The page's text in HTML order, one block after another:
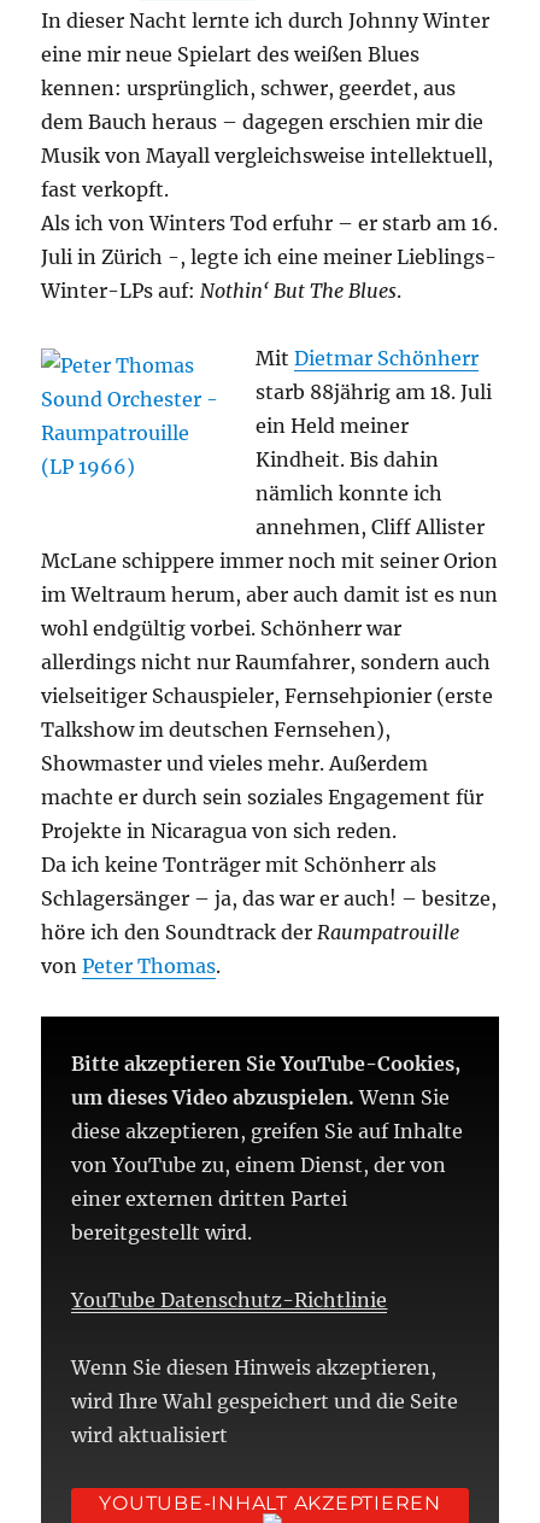
In dieser Nacht lernte ich durch Johnny Winter
eine mir neue Spielart des weißen Blues
kennen: ursprünglich, schwer, geerdet, aus
dem Bauch heraus – dagegen erschien mir die
Musik von Mayall vergleichsweise intellektuell,
fast verkopft.
Als ich von Winters Tod erfuhr – er starb am 16.
Juli in Zürich -, legte ich eine meiner Lieblings-
Winter-LPs auf:Nothin‘ But The Blues.
MitDietmar Schönherr
starb 88jährig am 18. Juli
ein Held meiner
Kindheit. Bis dahin
nämlich konnte ich
annehmen, Cliff Allister
McLane schippere immer noch mit seiner Orion
im Weltraum herum, aber auch damit ist es nun
wohl endgültig vorbei. Schönherr war
allerdings nicht nur Raumfahrer, sondern auch
vielseitiger Schauspieler, Fernsehpionier (erste
Talkshow im deutschen Fernsehen),
Showmaster und vieles mehr. Außerdem
machte er durch sein soziales Engagement für
Projekte in Nicaragua von sich reden.
Da ich keine Tonträger mit Schönherr als
Schlagersänger – ja, das war er auch! – besitze,
höre ich den Soundtrack derRaumpatrouille
vonPeter Thomas.
Bitte akzeptieren Sie YouTube-Cookies,
um dieses Video abzuspielen. Wenn Sie
diese akzeptieren, greifen Sie auf Inhalte
von YouTube zu, einem Dienst, der von
einer externen dritten Partei
bereitgestellt wird.
YouTube Datenschutz-Richtlinie
Wenn Sie diesen Hinweis akzeptieren,
wird Ihre Wahl gespeichert und die Seite
wird aktualisiert
YOUTUBE-INHALT AKZEPTIEREN